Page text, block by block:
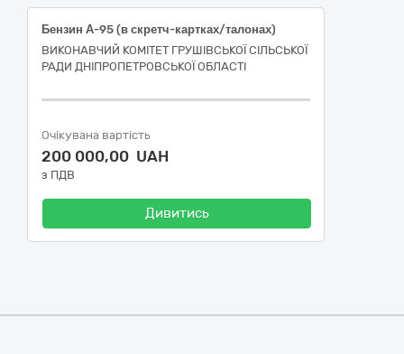
Бензин А-95 (в скретч-картках/талонах)
ВИКОНАВЧИЙ КОМІТЕТ ГРУШІВСЬКОЇ СІЛЬСЬКОЇ
РАДИ ДНІПРОПЕТРОВСЬКОЇ ОБЛАСТІ
Очікувана вартість
200 000,00 UAH
з ПДВ
Дивитись